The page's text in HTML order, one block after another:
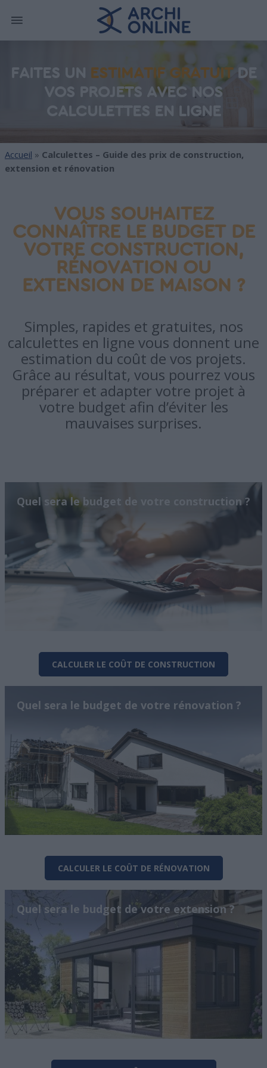
FAITES UN ESTIMATIF GRATUITDE
VOS PROJETS AVEC NOS
CALCULETTES EN LIGNE
Accueil » Calculettes – Guide des prix de construction,
extension et rénovation
VOUS SOUHAITEZ
CONNAÎTRE LE BUDGET DE
VOTRE CONSTRUCTION,
RÉNOVATION OU
EXTENSION DE MAISON ?
Simples, rapides et gratuites, nos
calculettes en ligne vous donnent une
estimation du coût de vos projets.
Grâce au résultat, vous pourrez vous
préparer et adapter votre projet à
votre budget afin d’éviter les
mauvaises surprises.
Quel sera le budget de votre construction ?
CALCULER LE COÛT DE CONSTRUCTION
Quel sera le budget de votre rénovation ?
CALCULER LE COÛT DE RÉNOVATION
Quel sera le budget de votre extension ?